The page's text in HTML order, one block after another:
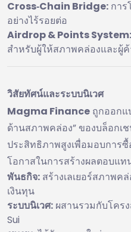
Cross‑Chain Bridge: กา
อย่างไร้รอยต่อ
Airdrop & Points System:
สำหรับผู้ให้สภาพคล่องและผู้
วิสัยทัศน์และระบบนิเวศ
Magma Finance ถูกออกแ
ด้านสภาพคล่อง” ของบล็อกเ
ประสิทธิภาพสูงเพื่อมอบการ
โอกาสในการสร้างผลตอบแท
พันธกิจ: สร้างเลเยอร์สภาพค
เงินทุน
ระบบนิเวศ: ผสานรวมกับโคร
Sui